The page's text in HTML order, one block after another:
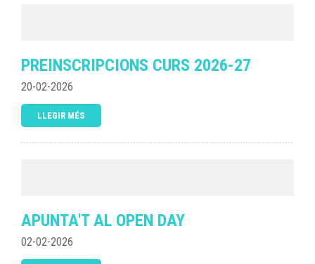
PREINSCRIPCIONS CURS 2026-27
20-02-2026
LLEGIR MÉS
APUNTA'T AL OPEN DAY
02-02-2026